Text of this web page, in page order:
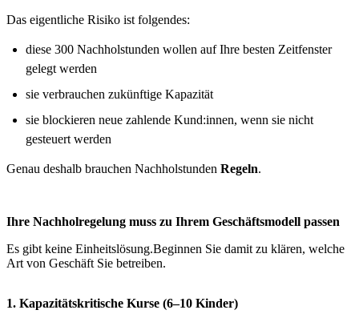
Das eigentliche Risiko ist folgendes:
diese 300 Nachholstunden wollen auf Ihre besten Zeitfenster
gelegt werden
sie verbrauchen zukünftige Kapazität
sie blockieren neue zahlende Kund:innen, wenn sie nicht
gesteuert werden
Genau deshalb brauchen Nachholstunden Regeln.
Ihre Nachholregelung muss zu Ihrem Geschäftsmodell passen
Es gibt keine Einheitslösung.Beginnen Sie damit zu klären, welche
Art von Geschäft Sie betreiben.
1. Kapazitätskritische Kurse (6–10 Kinder)